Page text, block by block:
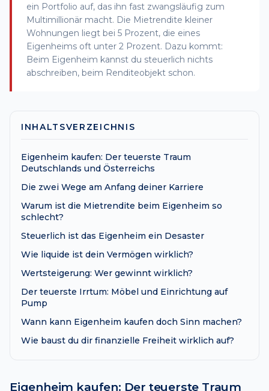
ein Portfolio auf, das ihn fast zwangsläufig zum
Multimillionär macht. Die Mietrendite kleiner
Wohnungen liegt bei 5 Prozent, die eines
Eigenheims oft unter 2 Prozent. Dazu kommt:
Beim Eigenheim kannst du steuerlich nichts
abschreiben, beim Renditeobjekt schon.
INHALTSVERZEICHNIS
Eigenheim kaufen: Der teuerste Traum
Deutschlands und Österreichs
Die zwei Wege am Anfang deiner Karriere
Warum ist die Mietrendite beim Eigenheim so
schlecht?
Steuerlich ist das Eigenheim ein Desaster
Wie liquide ist dein Vermögen wirklich?
Wertsteigerung: Wer gewinnt wirklich?
Der teuerste Irrtum: Möbel und Einrichtung auf
Pump
Wann kann Eigenheim kaufen doch Sinn machen?
Wie baust du dir finanzielle Freiheit wirklich auf?
Eigenheim kaufen: Der teuerste Traum